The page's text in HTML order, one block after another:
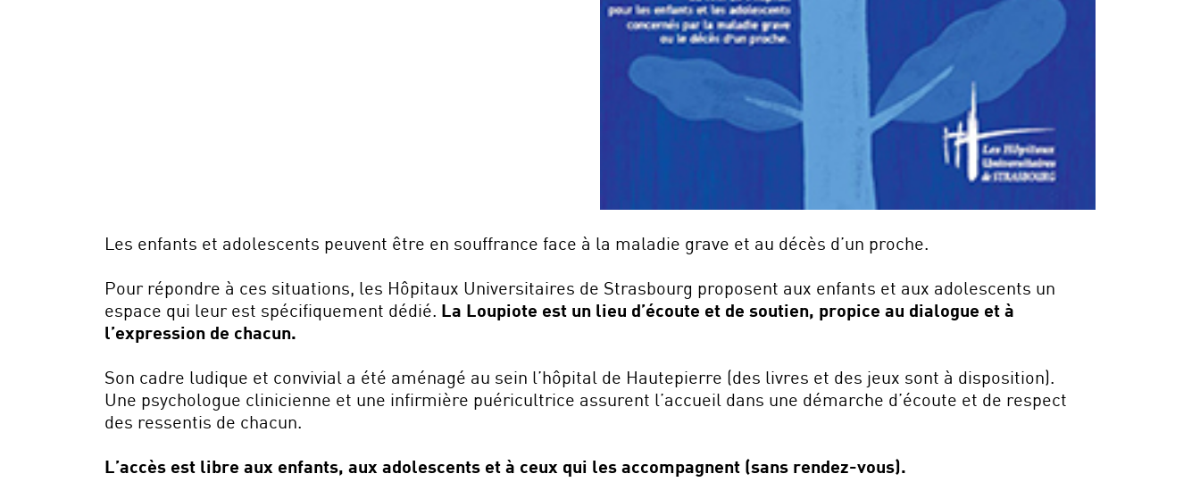
Les enfants et adolescents peuvent être en souffrance face à la maladie grave et au décès d’un proche.
Pour répondre à ces situations, les Hôpitaux Universitaires de Strasbourg proposent aux enfants et aux adolescents un
espace qui leur est spécifiquement dédié. La Loupiote est un lieu d’écoute et de soutien, propice au dialogue et à
l’expression de chacun.
Son cadre ludique et convivial a été aménagé au sein l’hôpital de Hautepierre (des livres et des jeux sont à disposition).
Une psychologue clinicienne et une infirmière puéricultrice assurent l’accueil dans une démarche d’écoute et de respect
des ressentis de chacun.
L’accès est libre aux enfants, aux adolescents et à ceux qui les accompagnent (sans rendez-vous).